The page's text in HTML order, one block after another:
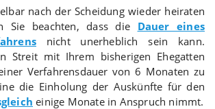
nach der Scheidung wieder heiraten
Sie beachten, dass die Dauer eines
nicht unerheblich sein kann.
Streit mit Ihrem bisherigen Ehegatten
Verfahrensdauer von 6 Monaten zu
die Einholung der Auskünfte für den
einige Monate in Anspruch nimmt.